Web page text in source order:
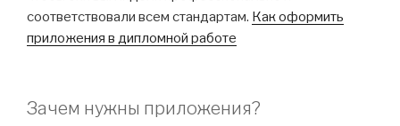
соответствовали всем стандартам. Как оформить
приложения в дипломной работе
Зачем нужны приложения?